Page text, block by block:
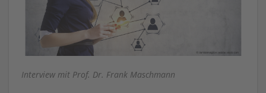
Interview mit Prof. Dr. Frank Maschmann